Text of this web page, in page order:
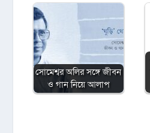
সোমেশ্বর অলির সঙ্গে জীবন
ও গান নিয়ে আলাপ